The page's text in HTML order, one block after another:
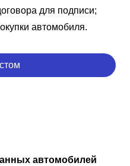
для подписи;
автомобиля.
автомобилей